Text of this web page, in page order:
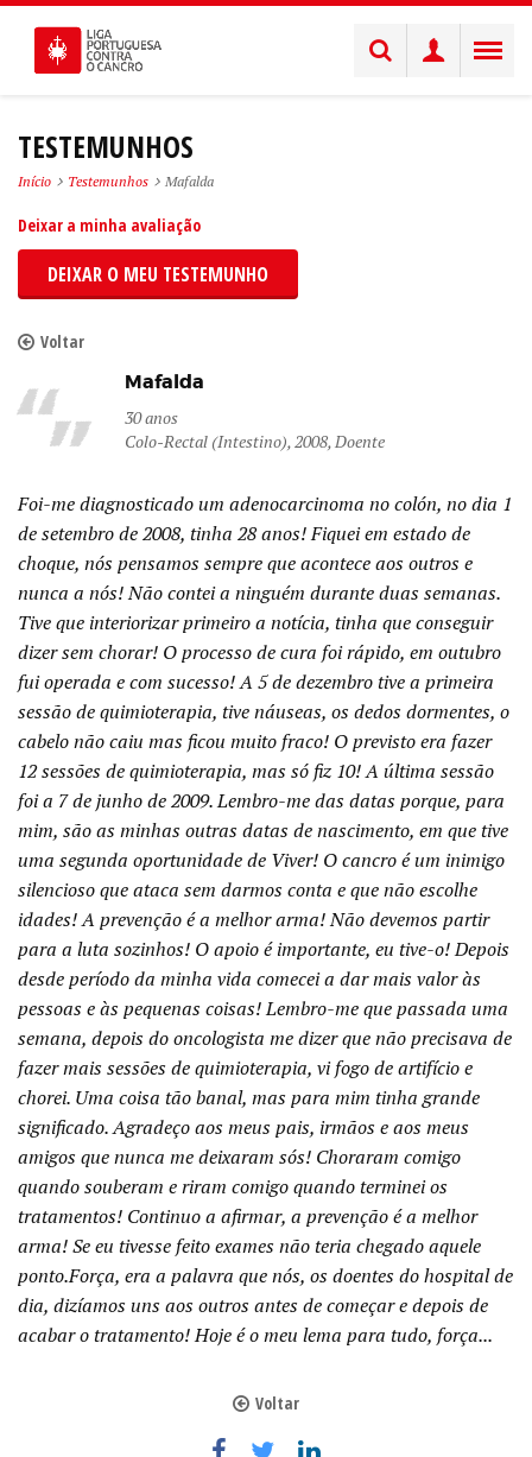
TESTEMUNHOS
Deixar a minha avaliação
DEIXAR O MEU TESTEMUNHO
Início Testemunhos Mafalda
Voltar
Mafalda
30 anos
Colo-Rectal (Intestino), 2008, Doente
Foi-me diagnosticado um adenocarcinoma no colón, no dia 1
de setembro de 2008, tinha 28 anos! Fiquei em estado de
choque, nós pensamos sempre que acontece aos outros e
nunca a nós! Não contei a ninguém durante duas semanas.
Tive que interiorizar primeiro a notícia, tinha que conseguir
dizer sem chorar! O processo de cura foi rápido, em outubro
fui operada e com sucesso! A 5 de dezembro tive a primeira
sessão de quimioterapia, tive náuseas, os dedos dormentes, o
cabelo não caiu mas ficou muito fraco! O previsto era fazer
12 sessões de quimioterapia, mas só fiz 10! A última sessão
foi a 7 de junho de 2009. Lembro-me das datas porque, para
mim, são as minhas outras datas de nascimento, em que tive
uma segunda oportunidade de Viver! O cancro é um inimigo
silencioso que ataca sem darmos conta e que não escolhe
idades! A prevenção é a melhor arma! Não devemos partir
para a luta sozinhos! O apoio é importante, eu tive-o! Depois
desde período da minha vida comecei a dar mais valor às
pessoas e às pequenas coisas! Lembro-me que passada uma
semana, depois do oncologista me dizer que não precisava de
fazer mais sessões de quimioterapia, vi fogo de artifício e
chorei. Uma coisa tão banal, mas para mim tinha grande
significado. Agradeço aos meus pais, irmãos e aos meus
amigos que nunca me deixaram sós! Choraram comigo
quando souberam e riram comigo quando terminei os
tratamentos! Continuo a afirmar, a prevenção é a melhor
arma! Se eu tivesse feito exames não teria chegado aquele
ponto.Força, era a palavra que nós, os doentes do hospital de
dia, dizíamos uns aos outros antes de começar e depois de
acabar o tratamento! Hoje é o meu lema para tudo, força...
Voltar